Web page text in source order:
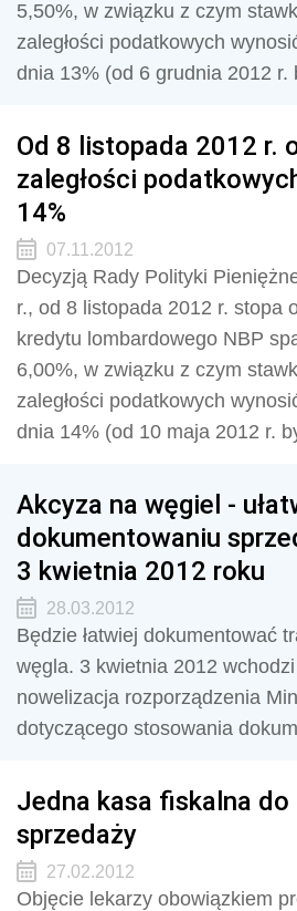
5,50%, w związku z czym
zaległości podatkowych
dnia 13% (od 6 grudnia 2012 r.
Od 8 listopada 2012 r.
zaległości
14%
07.11.2012
Decyzją Rady Polityki
r., od 8 listopada 2012 r. stopa
kredytu lombardowego NBP
6,00%, w związku z czym
zaległości podatkowych
dnia 14% (od 10 maja 2012 r.
Akcyza na węgiel -
dokumentowaniu
3 kwietnia 2012 roku
28.03.2012
Będzie łatwiej dokumentować
węgla. 3 kwietnia 2012
nowelizacja rozporządzenia
dotyczącego stosowania
Jedna kasa fiskalna
sprzedaży
27.02.2012
Objęcie lekarzy obowiązkiem